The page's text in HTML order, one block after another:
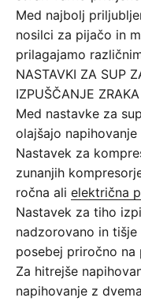
Med najbolj
nosilci za pijačo in
prilagajamo
NASTAVKI ZA SUP
IZPUŠČANJE ZRAKA
Med nastavke za
olajšajo
Nastavek za
zunanjih
ročna ali električna
Nastavek za tiho
nadzorovano in
posebej priročno na
Za hitrejše
napihovanje z